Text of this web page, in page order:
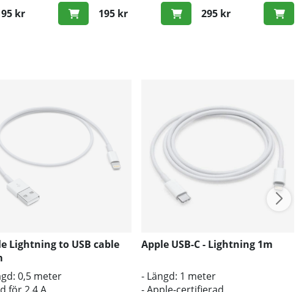
Snabb hastighet
kr
195 kr
295 kr
Lightning to USB cable
0,5 meter
Apple USB-C - Lightning 1m
- Längd: 1 meter